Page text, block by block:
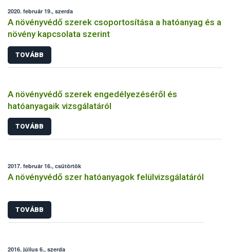
2020. február 19., szerda
A növényvédő szerek csoportosítása a hatóanyag és a
növény kapcsolata szerint
TOVÁBB
A növényvédő szerek engedélyezéséről és
hatóanyagaik vizsgálatáról
TOVÁBB
2017. február 16., csütörtök
A növényvédő szer hatóanyagok felülvizsgálatáról
TOVÁBB
2016. július 6., szerda